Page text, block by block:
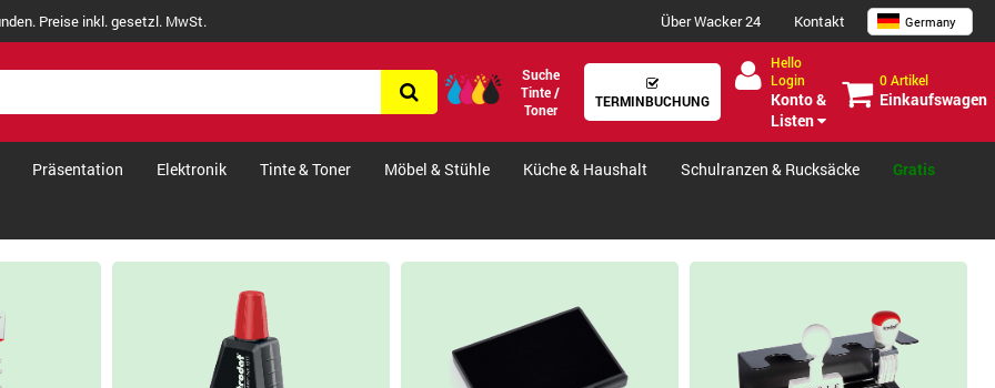
Preise inkl. gesetzl. MwSt. Über Wacker 24 Kontakt Germany
Suche
Tinte /
Toner
TERMINBUCHUNG
Hello
Login
Konto &
Listen
0 Artikel
Einkaufswagen
Präsentation Elektronik Tinte & Toner Möbel & Stühle Küche & Haushalt Schulranzen & Rucksäcke Gratis